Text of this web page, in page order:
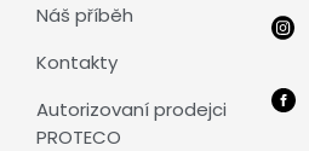
Náš příběh
Kontakty
Autorizovaní prodejci
PROTECO